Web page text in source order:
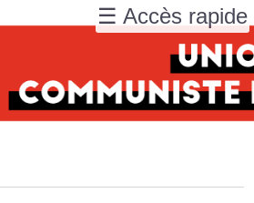
☰ Accès rapide